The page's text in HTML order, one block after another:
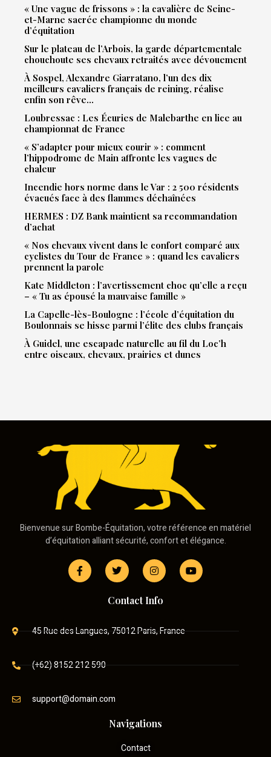
« Une vague de frissons » : la cavalière de Seine-
et-Marne sacrée championne du monde
d’équitation
Sur le plateau de l’Arbois, la garde départementale
chouchoute ses chevaux retraités avec dévouement
À Sospel, Alexandre Giarratano, l’un des dix
meilleurs cavaliers français de reining, réalise
enfin son rêve…
Loubressac : Les Écuries de Malebarthe en lice au
championnat de France
« S’adapter pour mieux courir » : comment
l’hippodrome de Main affronte les vagues de
chaleur
Incendie hors norme dans le Var : 2 500 résidents
évacués face à des flammes déchaînées
HERMES : DZ Bank maintient sa recommandation
d’achat
« Nos chevaux vivent dans le confort comparé aux
cyclistes du Tour de France » : quand les cavaliers
prennent la parole
Kate Middleton : l’avertissement choc qu’elle a reçu
– « Tu as épousé la mauvaise famille »
La Capelle-lès-Boulogne : l’école d’équitation du
Boulonnais se hisse parmi l’élite des clubs français
À Guidel, une escapade naturelle au fil du Loc’h
entre oiseaux, chevaux, prairies et dunes
Bienvenue sur Bombe-Équitation, votre référence en matériel
d’équitation alliant sécurité, confort et élégance.
Contact Info
45 Rue des Langues, 75012 Paris, France
(+62) 8152 212 590
support@domain.com
Navigations
Contact